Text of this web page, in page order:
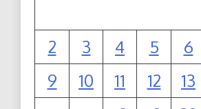
2
3 4 5 6
9
10 11 12 13